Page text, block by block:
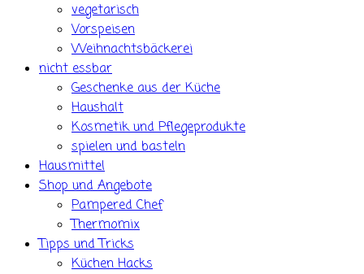
vegetarisch
Vorspeisen
Weihnachtsbäckerei
nicht essbar
Geschenke aus der Küche
Haushalt
Kosmetik und Pflegeprodukte
spielen und basteln
Hausmittel
Shop und Angebote
Pampered Chef
Thermomix
Tipps und Tricks
Küchen Hacks